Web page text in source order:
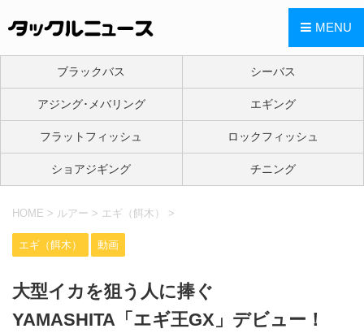
MENU
ブラックバス シーバス
アジング･メバリング エギング
フラットフィッシュ ロックフィッシュ
ショアジギング チニング
HOME > ルアー > エギ（餌木） >
エギ（餌木） 動画
大型イカを狙う人に捧ぐ
YAMASHITA「エギ王GX」デビュー！